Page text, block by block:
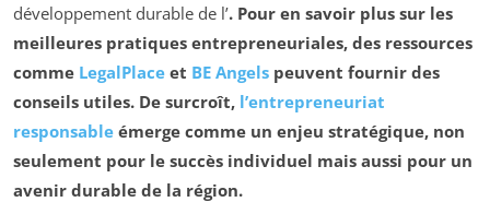
développement durable de l’. Pour en savoir plus sur les
meilleures pratiques entrepreneuriales, des ressources
comme LegalPlace et BE Angels peuvent fournir des
conseils utiles. De surcroît, l’entrepreneuriat
responsable émerge comme un enjeu stratégique, non
seulement pour le succès individuel mais aussi pour un
avenir durable de la région.